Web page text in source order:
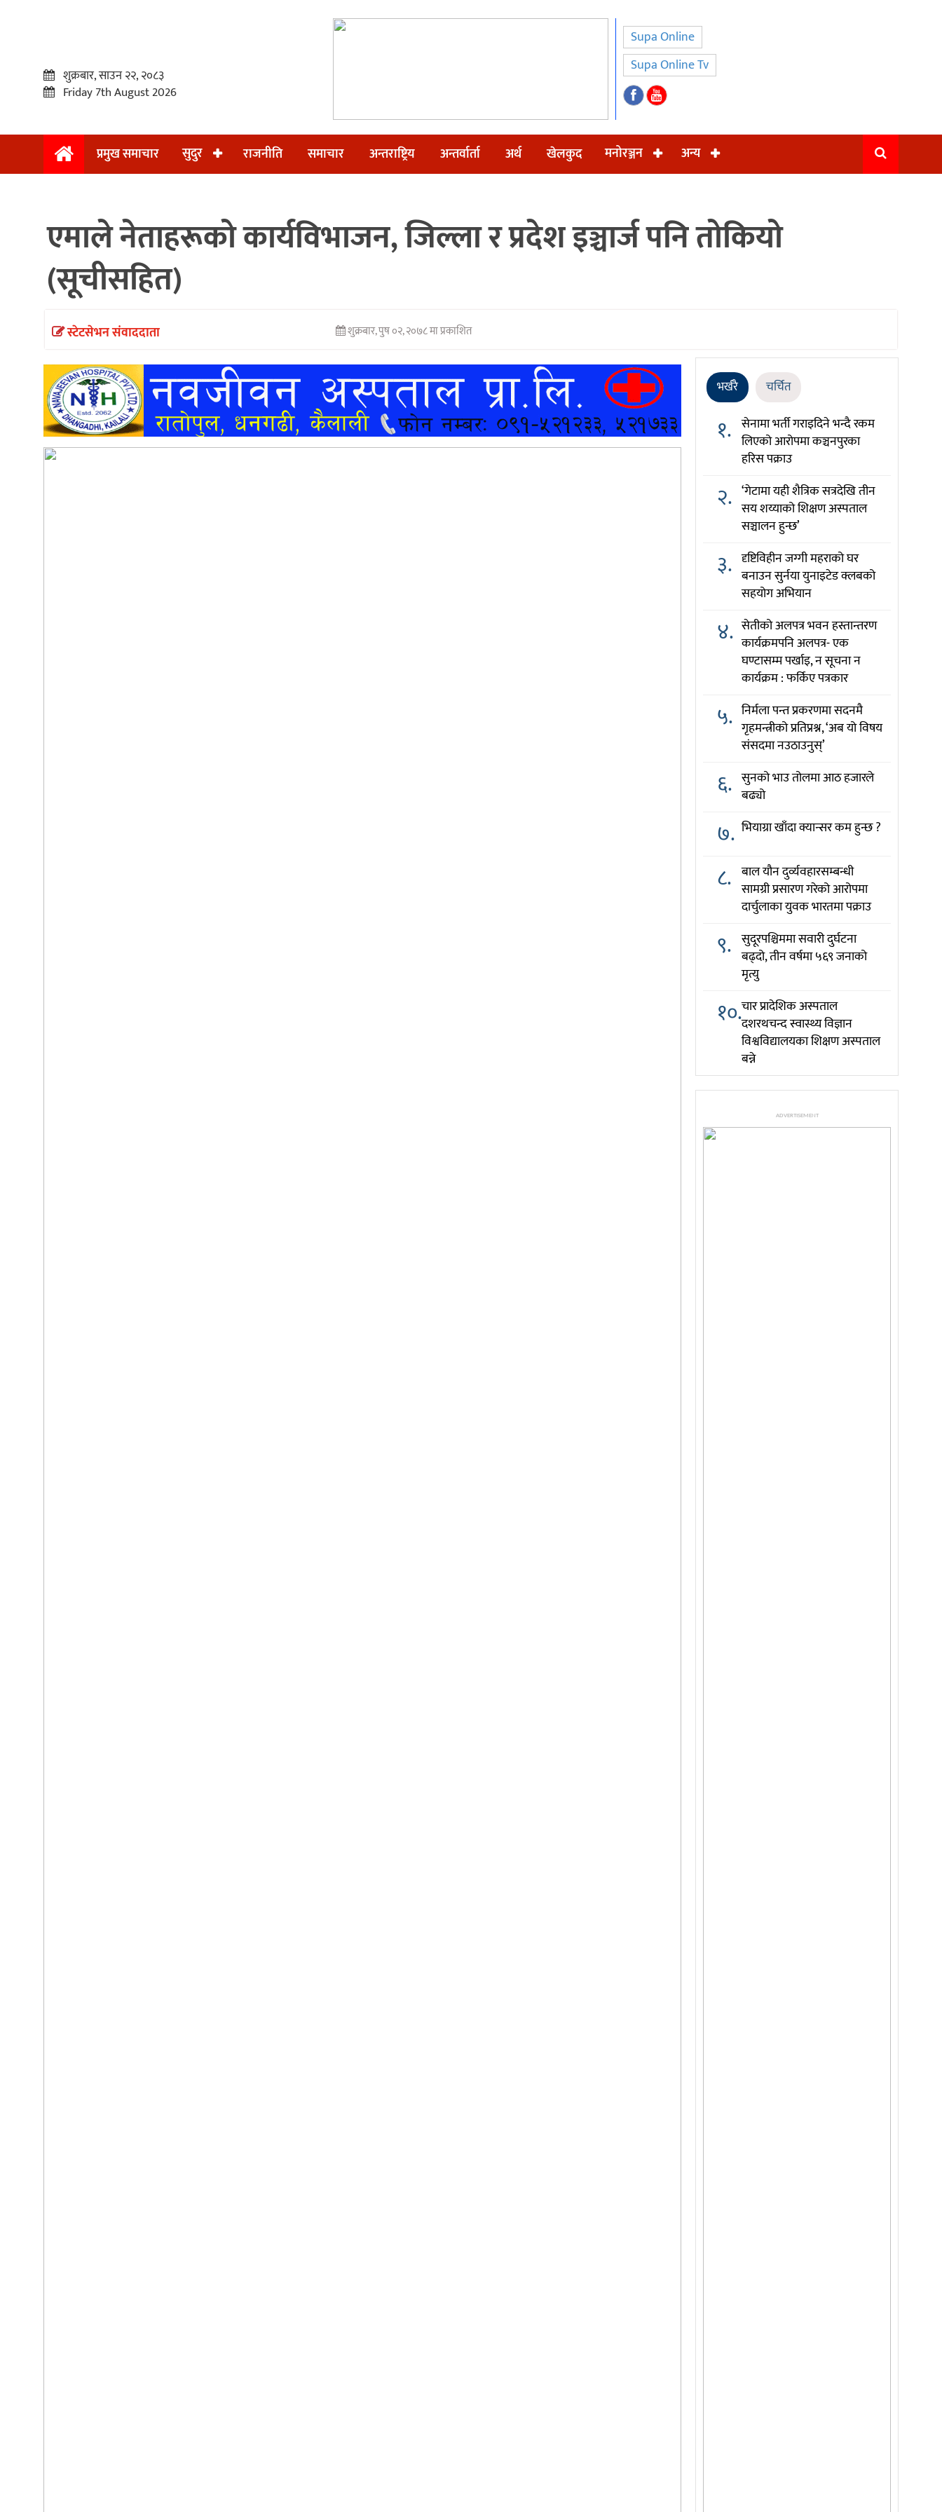
प्रमुख
समाचार
अन्तर्वार्ता
खेलकुद
मनोरञ्जन
शुक्रबार, साउन २२, २०८३
Friday 7th August 2026
Supa Online
Supa Online Tv
प्रमुख समाचार सुदुर राजनीति समाचार अन्तराष्ट्रिय अन्तर्वार्ता अर्थ खेलकुद मनोरञ्जन अन्य
एमाले नेताहरूको कार्यविभाजन, जिल्ला र प्रदेश इञ्चार्ज पनि तोकियो
(सूचीसहित)
स्टेटसेभन संवाददाता शुक्रबार, पुष ०२, २०७८ मा प्रकाशित
भर्खरै चर्चित
१. सेनामा भर्ती गराइदिने भन्दै रकम
लिएको आरोपमा कञ्चनपुरका
हरिस पक्राउ
२. ‘गेटामा यही शैत्रिक सत्रदेखि तीन
सय शय्याको शिक्षण अस्पताल
सञ्चालन हुन्छ’
३. दृष्टिविहीन जग्गी महराको घर
बनाउन सुर्नया युनाइटेड क्लबको
सहयोग अभियान
४. सेतीको अलपत्र भवन हस्तान्तरण
कार्यक्रमपनि अलपत्र- एक
घण्टासम्म पर्खाइ, न सूचना न
कार्यक्रम : फर्किए पत्रकार
५. निर्मला पन्त प्रकरणमा सदनमै
गृहमन्त्रीको प्रतिप्रश्न, ‘अब यो विषय
संसदमा नउठाउनुस्’
६. सुनको भाउ तोलमा आठ हजारले
बढ्यो
७. भियाग्रा खाँदा क्यान्सर कम हुन्छ ?
८. बाल यौन दुर्व्यवहारसम्बन्धी
सामग्री प्रसारण गरेको आरोपमा
दार्चुलाका युवक भारतमा पक्राउ
९. सुदूरपश्चिममा सवारी दुर्घटना
बढ्दो, तीन वर्षमा ५६९ जनाको
मृत्यु
१०.चार प्रादेशिक अस्पताल
दशरथचन्द स्वास्थ्य विज्ञान
विश्वविद्यालयका शिक्षण अस्पताल
बन्ने
ADVERTISEMENT